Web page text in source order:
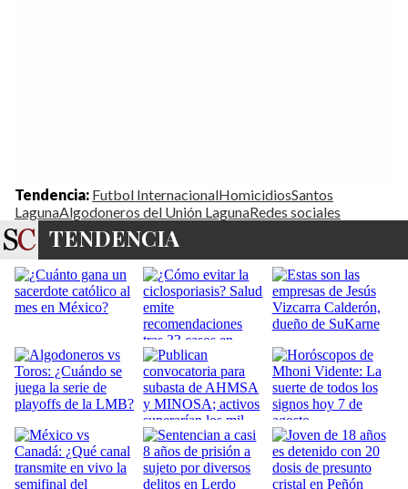
Tendencia: Futbol InternacionalHomicidiosSantos
LagunaAlgodoneros del Unión LagunaRedes sociales
TENDENCIA